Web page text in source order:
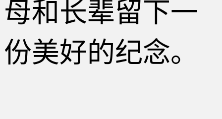
母和长辈留下一
份美好的纪念。